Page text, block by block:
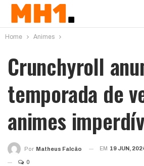
Home Animes
Crunchyroll
temporada de
animes
Por Matheus Falcão EM 19 JUN,
0